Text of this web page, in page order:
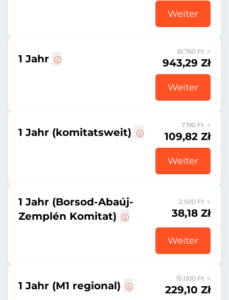
Weiter
1 Jahr
61.760 Ft =
943,29 Zł
Weiter
1 Jahr (komitatsweit)
7.190 Ft =
109,82 Zł
Weiter
1 Jahr (Borsod-Abaúj-
Zemplén Komitat)
2.500 Ft =
38,18 Zł
Weiter
1 Jahr (M1 regional)
15.000 Ft =
229,10 Zł